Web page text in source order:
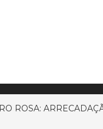
ROSA: